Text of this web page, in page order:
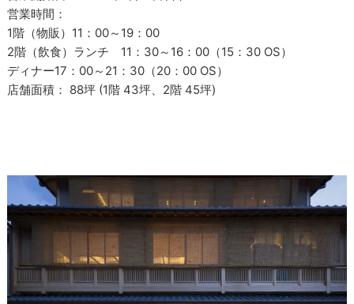
営業時間：
1階（物販）11：00～19：00
2階（飲食）ランチ 11：30～16：00（15：30 OS）
ディナー17：00～21：30（20：00 OS）
店舗面積： 88坪 (1階 43坪、2階 45坪)